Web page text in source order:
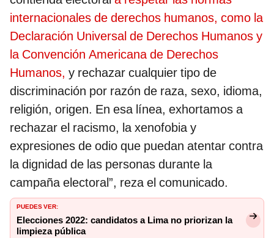
internacionales de derechos humanos, como la
Declaración Universal de Derechos Humanos y
la Convención Americana de Derechos
Humanos, y rechazar cualquier tipo de
discriminación por razón de raza, sexo, idioma,
religión, origen. En esa línea, exhortamos a
rechazar el racismo, la xenofobia y
expresiones de odio que puedan atentar contra
la dignidad de las personas durante la
campaña electoral”, reza el comunicado.
PUEDES VER:
Elecciones 2022: candidatos a Lima no priorizan la
limpieza pública